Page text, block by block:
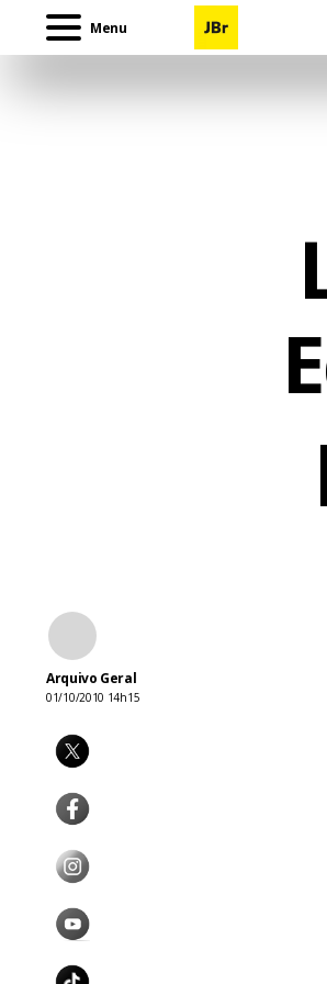
Menu
Arquivo Geral
01/10/2010 14h15